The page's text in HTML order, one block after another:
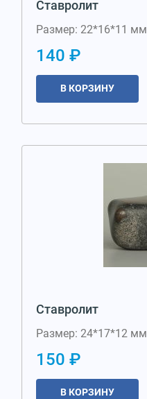
Ставролит
Размер: 22*16*11 мм
140 ₽
В КОРЗИНУ
Ставролит
Размер: 24*17*12 мм
150 ₽
В КОРЗИНУ